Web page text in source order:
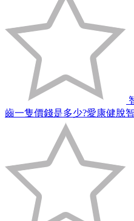
齒一隻價錢是多少?愛康健脫